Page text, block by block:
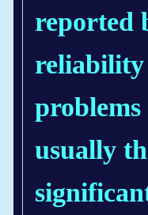
reported
reliability
problems
usually